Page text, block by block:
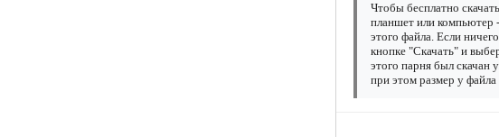
Чтобы бесплатно
планшет или компьютер
этого файла. Если
кнопке "Скачать" и
этого парня был скачан
при этом размер у